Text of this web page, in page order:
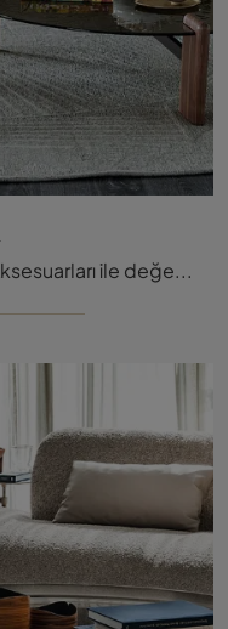
İç mekanlarınızı Cattelan Italia Aksesuarları ile değerlendirmek ister misiniz? Lagoon gibi camlı birden fazla model masayı size sunuyoruz.